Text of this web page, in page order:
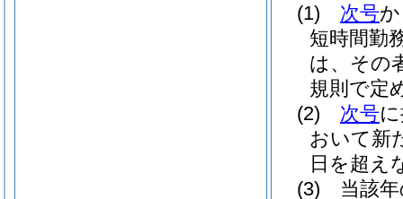
(1)
次号
短時間勤
は、その
規則で定
(2)
次号
おいて新
日を超え
(3)
当該